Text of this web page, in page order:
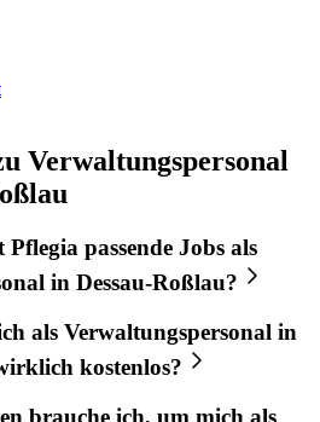
Verwaltungspersonal
Pflegia passende Jobs als
in Dessau-Roßlau?
als Verwaltungspersonal in
kostenlos?
brauche ich, um mich als